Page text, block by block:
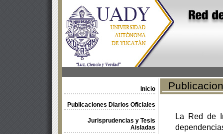
Inicio
Publicaciones Diarios Oficiales
Jurisprudencias y Tesis
Aisladas
La Red de